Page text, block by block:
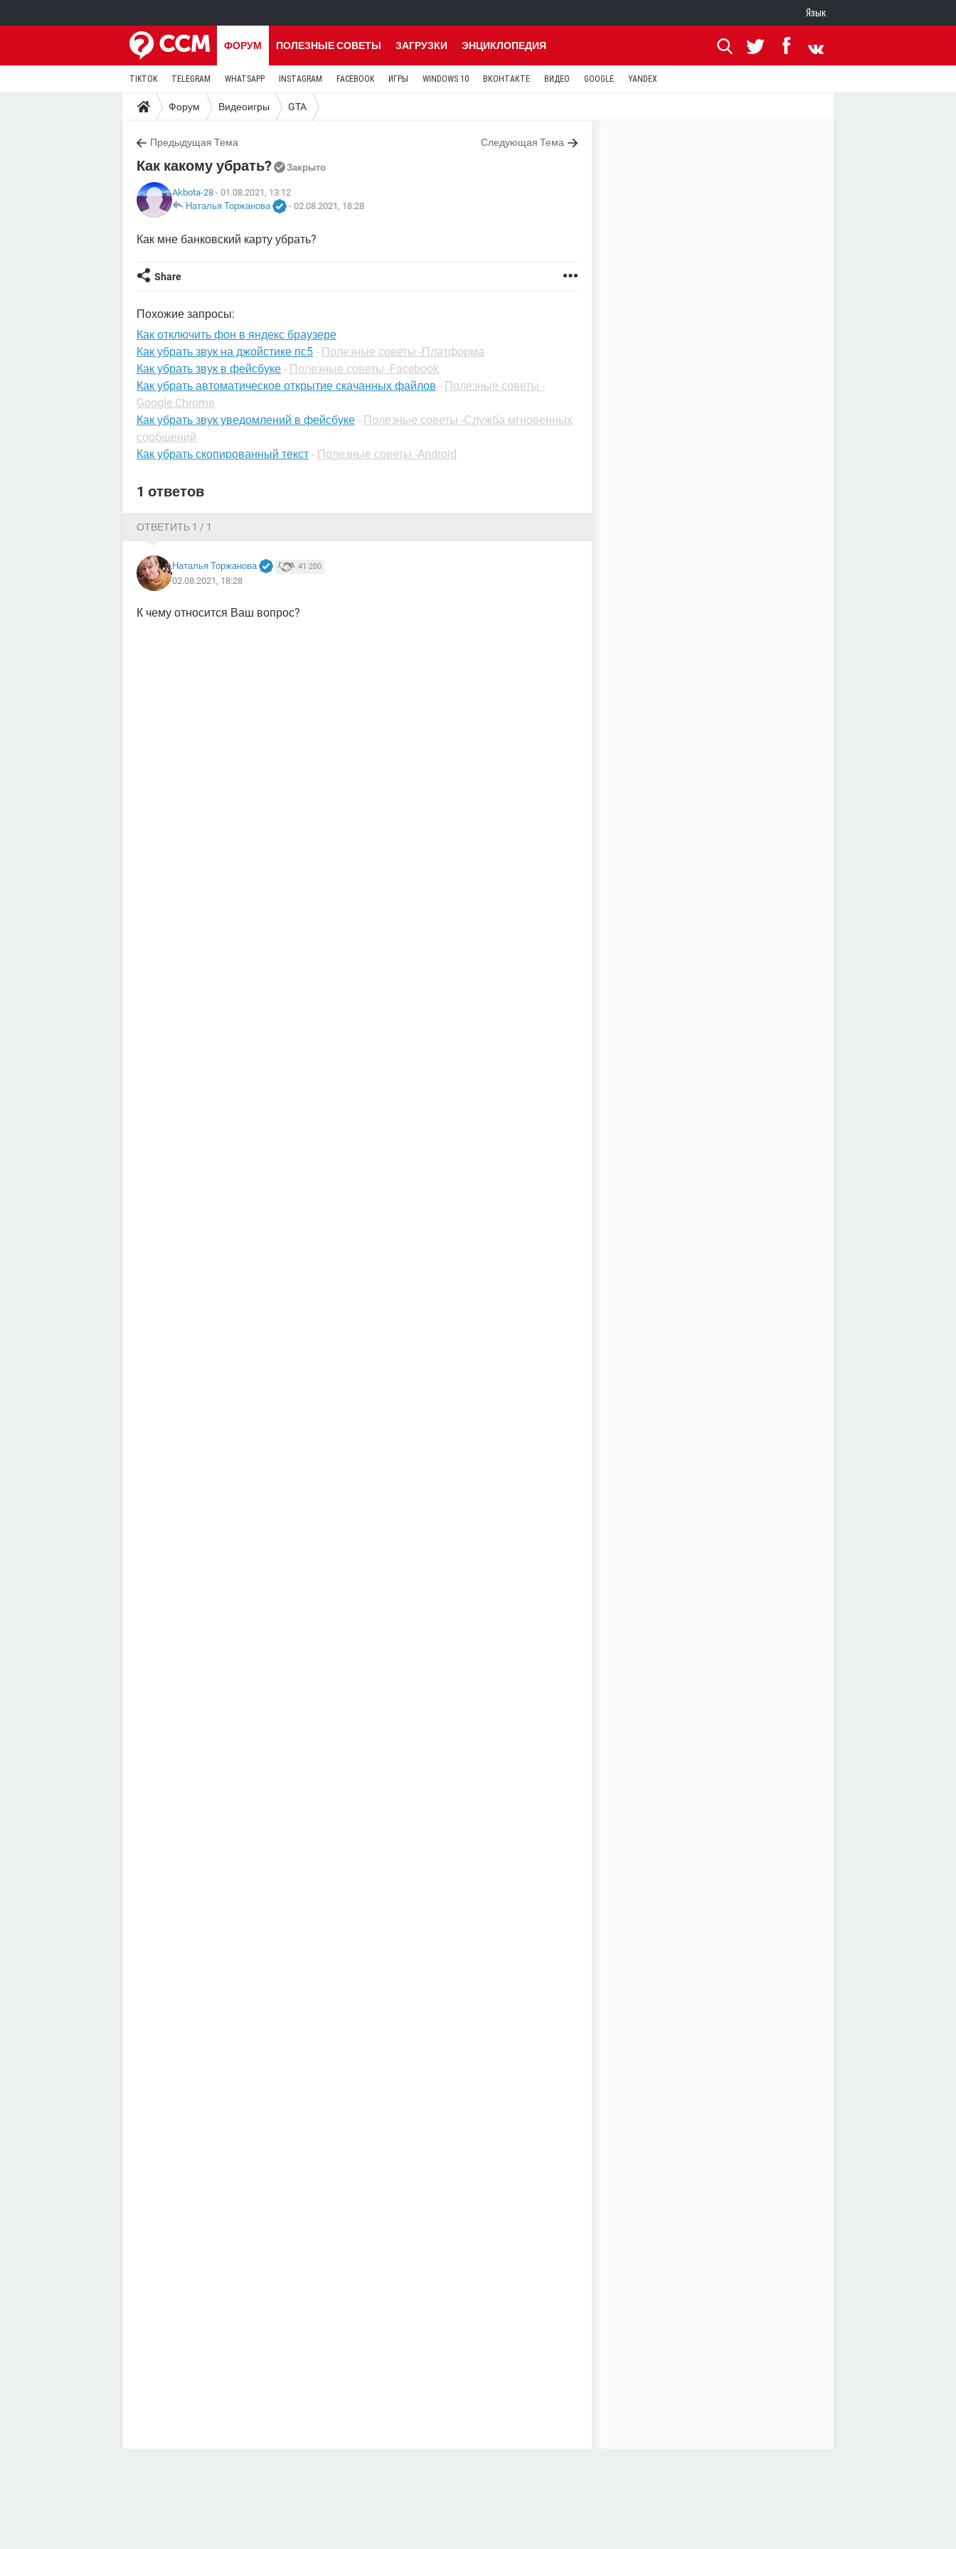
Язык
ФОРУМ ПОЛЕЗНЫЕ СОВЕТЫ ЗАГРУЗКИ ЭНЦИКЛОПЕДИЯ
TIKTOK TELEGRAM WHATSAPP INSTAGRAM FACEBOOK ИГРЫ WINDOWS 10 ВКОНТАКТЕ ВИДЕО GOOGLE YANDEX
Форум Видеоигры GTA
Предыдущая Тема Следующая Тема
Как какому убрать? Закрыто
Akbota-28 - 01.08.2021, 13:12
Наталья Торжанова
- 02.08.2021, 18:28
Как мне банковский карту убрать?
Share
Похожие запросы:
Как отключить фон в яндекс браузере
Как убрать звук на джойстике пс5 - Полезные советы -Платформа
Как убрать звук в фейсбуке - Полезные советы -Facebook
Как убрать автоматическое открытие скачанных файлов - Полезные советы -
Google Chrome
Как убрать звук уведомлений в фейсбуке - Полезные советы -Служба мгновенных
сообщений
Как убрать скопированный текст - Полезные советы -Android
1 ответов
ОТВЕТИТЬ 1 / 1
Наталья Торжанова 41 200
02.08.2021, 18:28
К чему относится Ваш вопрос?